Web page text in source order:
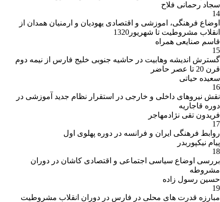
سجاد رحمانی فلاح
14
اوضاع فرهنگی، اموزشی و اقتصادی یهودیان و ارمنیان همدان از
انقلاب مشروطیت تا شهریور1320
قاسم صنایعی همراه
15
گسترش اندیشه وهابیت در حاشیه جنوبی خلیج فارس از نیمه دوم
قرن 20 تا عصر حاضر
سعیده حیاتی
16
نقش نیروهای داخلی و خارجی در استقرار نظام جدید آموزشی در
دوره قاجاریه
فریدون تقی نژادمهاجر
17
روابط فرهنگی ایران و فرانسه در دوره پهلوی اول
پیام نیکپوربدر
18
بررسی اوضاع سیاسی اجتماعی و اقتصادی کاشان در دوران
مشروطه
حسین رسول زاده
19
مبارزه قدرت های محلی در فارس در دوران انقلاب مشروطیت